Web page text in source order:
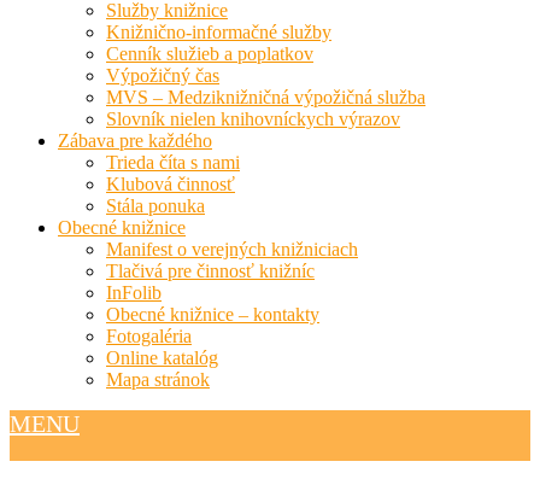
Služby knižnice
Knižnično-informačné služby
Cenník služieb a poplatkov
Výpožičný čas
MVS – Medziknižničná výpožičná služba
Slovník nielen knihovníckych výrazov
Zábava pre každého
Trieda číta s nami
Klubová činnosť
Stála ponuka
Obecné knižnice
Manifest o verejných knižniciach
Tlačivá pre činnosť knižníc
InFolib
Obecné knižnice – kontakty
Fotogaléria
Online katalóg
Mapa stránok
MENU